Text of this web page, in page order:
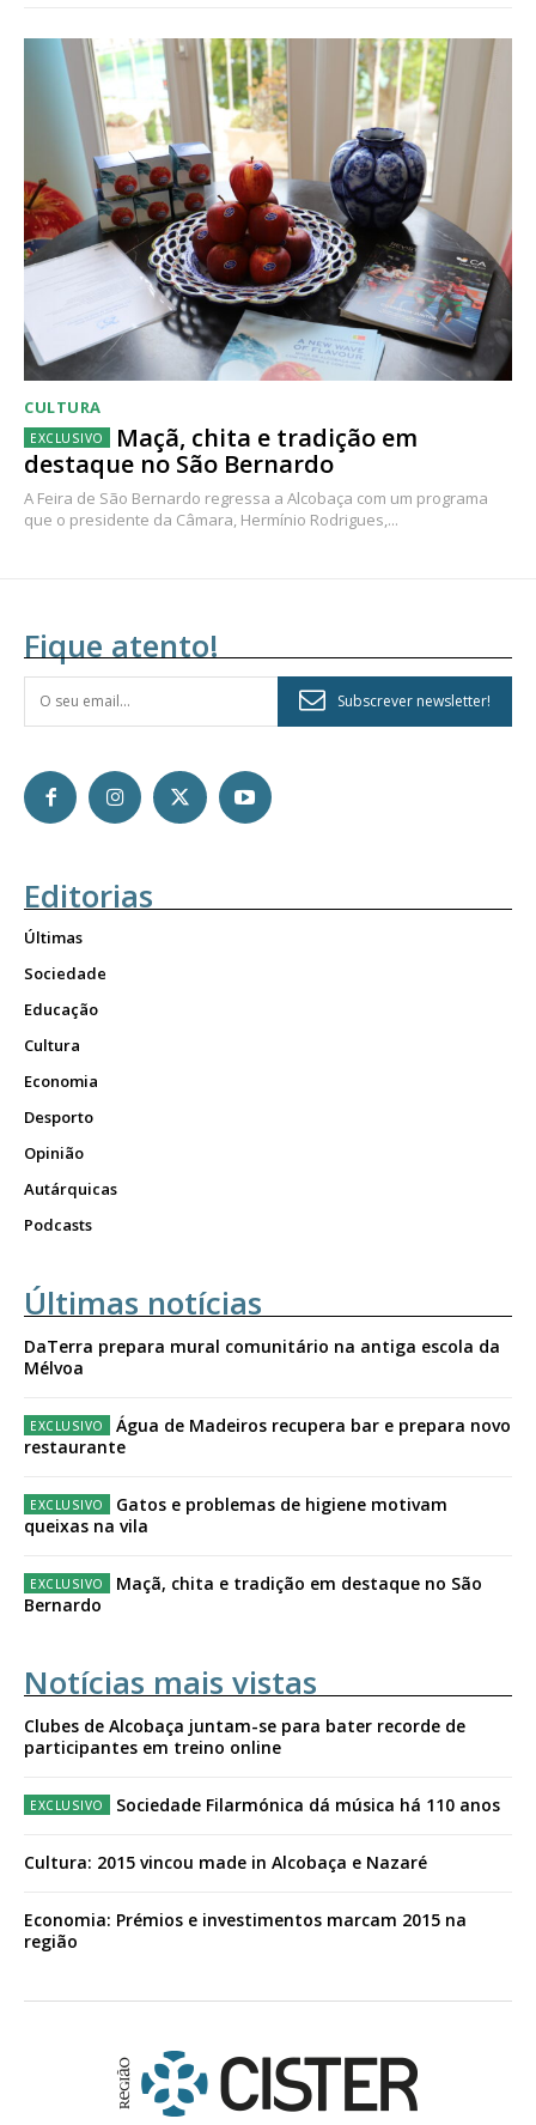
CULTURA
Maçã, chita e tradição em
destaque no São Bernardo
A Feira de São Bernardo regressa a Alcobaça com um programa
que o presidente da Câmara, Hermínio Rodrigues,...
Fique atento!
Subscrever newsletter!
Editorias
Últimas
Sociedade
Educação
Cultura
Economia
Desporto
Opinião
Autárquicas
Podcasts
Últimas notícias
DaTerra prepara mural comunitário na antiga escola da
Mélvoa
Água de Madeiros recupera bar e prepara novo
restaurante
Gatos e problemas de higiene motivam
queixas na vila
Maçã, chita e tradição em destaque no São
Bernardo
Notícias mais vistas
Clubes de Alcobaça juntam-se para bater recorde de
participantes em treino online
Sociedade Filarmónica dá música há 110 anos
Cultura: 2015 vincou made in Alcobaça e Nazaré
Economia: Prémios e investimentos marcam 2015 na
região